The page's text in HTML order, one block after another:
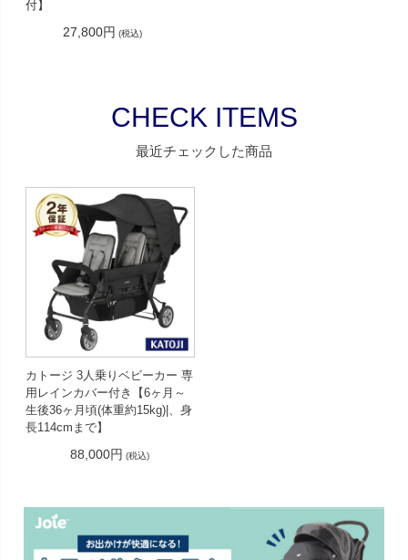
付】
27,800円 (税込)
CHECK ITEMS
最近チェックした商品
カトージ 3人乗りベビーカー 専
用レインカバー付き【6ヶ月～
生後36ヶ月頃(体重約15kg)|、身
長114cmまで】
88,000円 (税込)